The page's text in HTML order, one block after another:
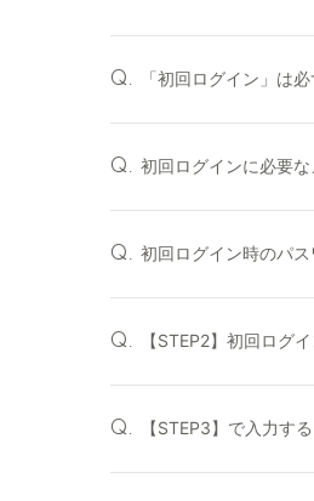
Q. 「初回ログイン」は
Q. 初回ログインに必要な
Q. 初回ログイン時のパス
Q. 【STEP2】初回ログ
Q. 【STEP3】で入力す